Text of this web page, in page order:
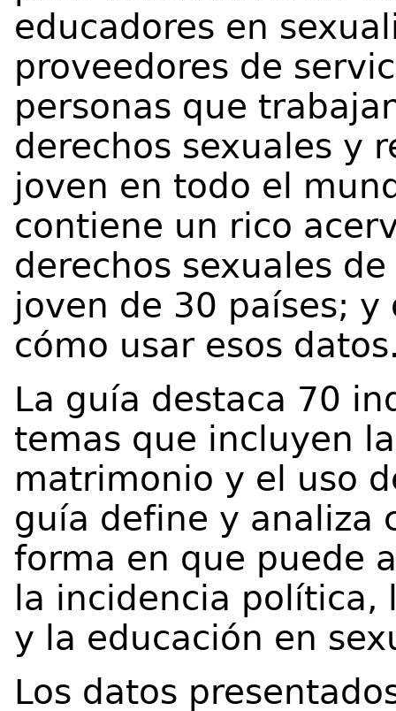
educadores en
proveedores de
personas que
derechos sexuales y
joven en todo el
contiene un rico
derechos sexuales
joven de 30 países;
cómo usar esos
La guía destaca 70
temas que incluyen
matrimonio y el uso
guía define y analiza
forma en que puede
la incidencia política,
y la educación en
Los datos